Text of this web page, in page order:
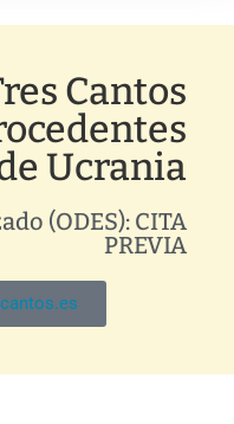
Cantos
Ucrania
(ODES): CITA
PREVIA